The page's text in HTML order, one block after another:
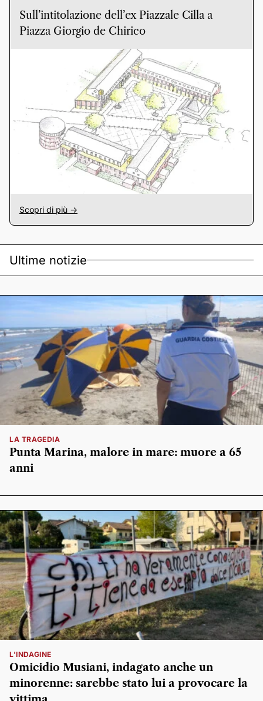
Sull’intitolazione dell’ex Piazzale Cilla a
Piazza Giorgio de Chirico
Scopri di più ->
Ultime notizie
LA TRAGEDIA
Punta Marina, malore in mare: muore a 65
anni
L'INDAGINE
Omicidio Musiani, indagato anche un
minorenne: sarebbe stato lui a provocare la